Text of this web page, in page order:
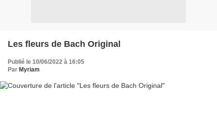
Les fleurs de Bach Original
Publié le 10/06/2022 à 16:05
Par Myriam